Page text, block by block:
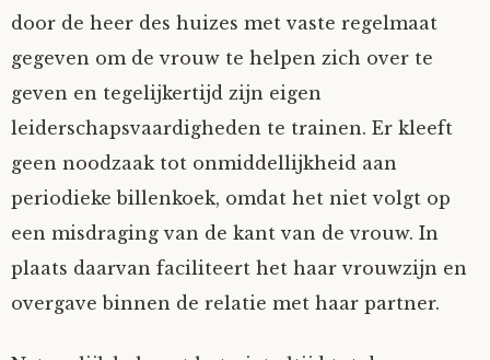
Johanna
Juliette Stark
Kersje
door de heer des huizes met vaste regelmaat
gegeven om de vrouw te helpen zich over te
geven en tegelijkertijd zijn eigen
leiderschapsvaardigheden te trainen. Er kleeft
geen noodzaak tot onmiddellijkheid aan
periodieke billenkoek, omdat het niet volgt op
een misdraging van de kant van de vrouw. In
plaats daarvan faciliteert het haar vrouwzijn en
overgave binnen de relatie met haar partner.